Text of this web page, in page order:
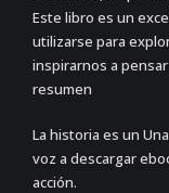
Este libro es un
utilizarse para
inspirarnos a
resumen
La historia es un
voz a descargar
acción.